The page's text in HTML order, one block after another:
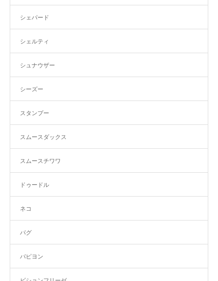
シェパード
シェルティ
シュナウザー
シーズー
スタンプー
スムースダックス
スムースチワワ
ドゥードル
ネコ
パグ
パピヨン